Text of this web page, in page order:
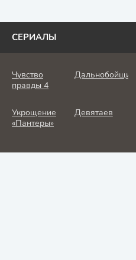
СЕРИАЛЫ
Чувство
правды 4
Дальнобойщик
Укрощение
«Пантеры»
Девятаев